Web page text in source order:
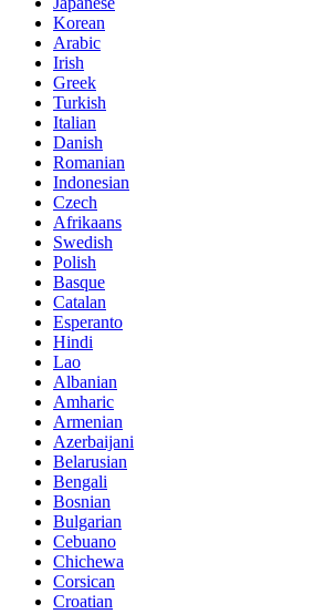
Korean
Arabic
Irish
Greek
Turkish
Italian
Danish
Romanian
Indonesian
Czech
Afrikaans
Swedish
Polish
Basque
Catalan
Esperanto
Hindi
Lao
Albanian
Amharic
Armenian
Azerbaijani
Belarusian
Bengali
Bosnian
Bulgarian
Cebuano
Chichewa
Corsican
Croatian